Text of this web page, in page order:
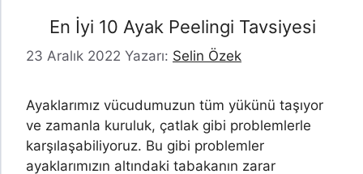
En İyi 10 Ayak Peelingi Tavsiyesi
23 Aralık 2022 Yazarı: Selin Özek
Ayaklarımız vücudumuzun tüm yükünü taşıyor
ve zamanla kuruluk, çatlak gibi problemlerle
karşılaşabiliyoruz. Bu gibi problemler
ayaklarımızın altındaki tabakanın zarar